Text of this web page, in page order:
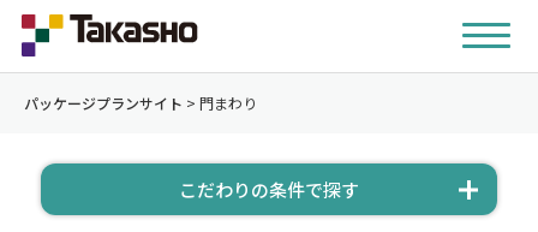
パッケージプランサイト > 門まわり
こだわりの条件で探す